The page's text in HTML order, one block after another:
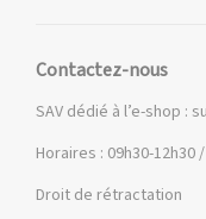
Contactez-nous
SAV dédié à l’e-shop :
Horaires : 09h30-12h30
Droit de rétractation